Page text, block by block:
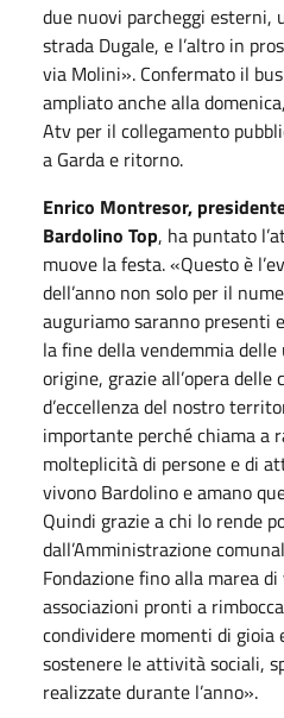
due nuovi parcheggi esterni,
strada Dugale, e l’altro in
via Molini». Confermato il
ampliato anche alla
Atv per il collegamento
a Garda e ritorno.
Enrico Montresor,
Bardolino Top, ha puntato
muove la festa. «Questo è
dell’anno non solo per il
auguriamo saranno presenti
la fine della vendemmia
origine, grazie all’opera delle
d’eccellenza del nostro
importante perché chiama a
molteplicità di persone e di
vivono Bardolino e amano
Quindi grazie a chi lo rende
dall’Amministrazione
Fondazione fino alla marea
associazioni pronti a
condividere momenti di gioia
sostenere le attività sociali,
realizzate durante l’anno».